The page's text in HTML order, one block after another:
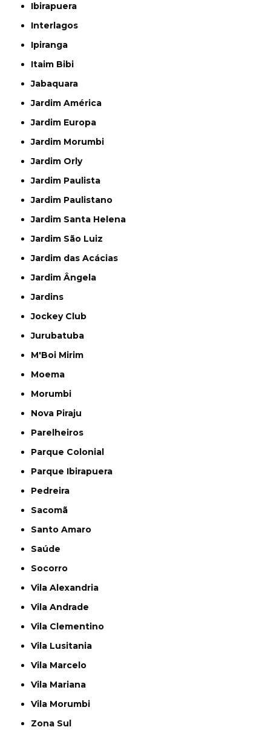
Ibirapuera
Interlagos
Ipiranga
Itaim Bibi
Jabaquara
Jardim América
Jardim Europa
Jardim Morumbi
Jardim Orly
Jardim Paulista
Jardim Paulistano
Jardim Santa Helena
Jardim São Luiz
Jardim das Acácias
Jardim Ângela
Jardins
Jockey Club
Jurubatuba
M'Boi Mirim
Moema
Morumbi
Nova Piraju
Parelheiros
Parque Colonial
Parque Ibirapuera
Pedreira
Sacomã
Santo Amaro
Saúde
Socorro
Vila Alexandria
Vila Andrade
Vila Clementino
Vila Lusitania
Vila Marcelo
Vila Mariana
Vila Morumbi
Zona Sul